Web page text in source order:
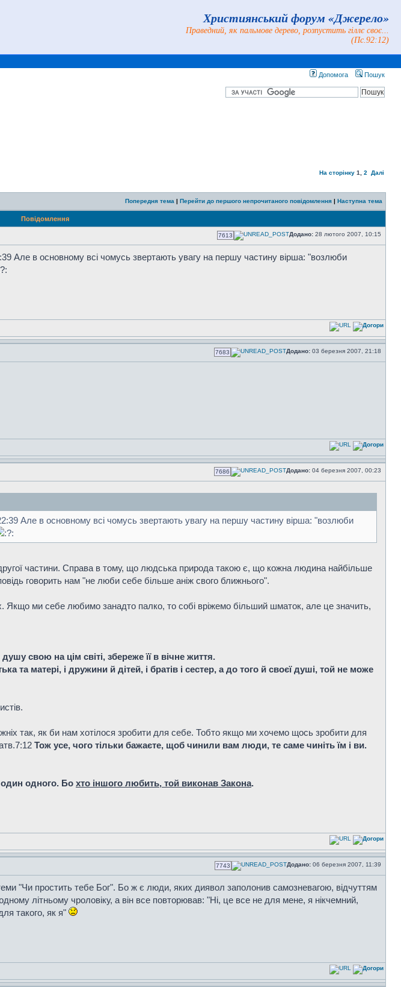
Християнський форум «Джерело»
Праведний, як пальмове дерево, розпустить гіллє своє...
(Пс.92:12)
Допомога Пошук
На сторінку 1 2 Далі
Попередня тема | Перейти до першого непрочитаного повідомлення | Наступна тема
Повідомлення
7613 Додано: 28 лютого 2007, 10:15
Але в основному всі чомусь звертають увагу на першу частину вірша: "возлюби
7683 Додано: 03 березня 2007, 21:18
7686 Додано: 04 березня 2007, 00:23
Але в основному всі чомусь звертають увагу на першу частину вірша: "возлюби
частини. Справа в тому, що людська природа такою є, що кожна людина найбільше
говорить нам "не люби себе більше аніж свого ближнього".
Якщо ми себе любимо занадто палко, то собі вріжемо більший шматок, але це значить,
свою на цім світі, збереже її в вічне життя.
та матері, і дружини й дітей, і братів і сестер, а до того й своєї душі, той не може
так, як би нам хотілося зробити для себе. Тобто якщо ми хочемо щось зробити для
Тож усе, чого тільки бажаєте, щоб чинили вам люди, те саме чиніть їм і ви.
один одного. Бо хто іншого любить, той виконав Закона.
7743 Додано: 06 березня 2007, 11:39
"Чи простить тебе Бог". Бо ж є люди, яких диявол заполонив самозневагою, відчуттям
літньому чроловіку, а він все повторював: "Ні, це все не для мене, я нікчемний,
такого, як я"